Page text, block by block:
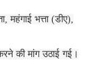
महंगाई भत्ता (डीए),
की मांग उठाई गई।